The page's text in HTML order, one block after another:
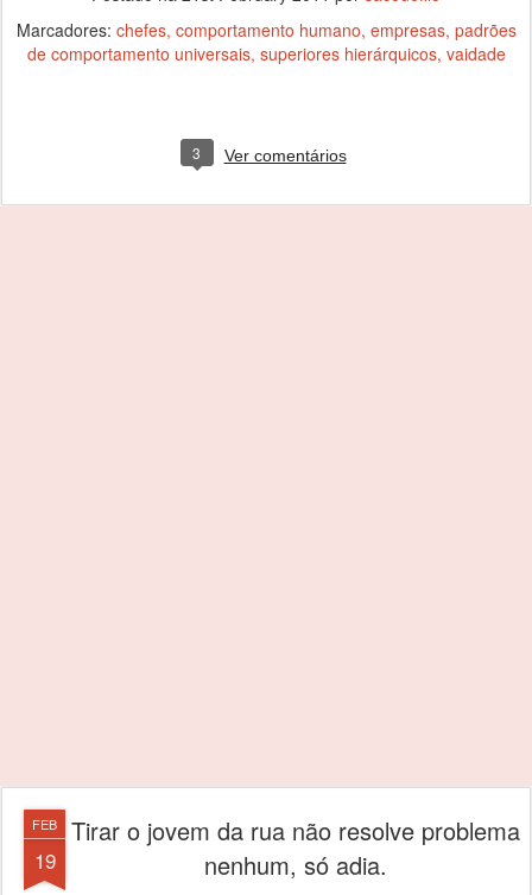
Marcadores: chefes comportamento humano empresas padrões
de comportamento universais superiores hierárquicos vaidade
3 Ver comentários
FEB
19
Tirar o jovem da rua não resolve problema
nenhum, só adia.